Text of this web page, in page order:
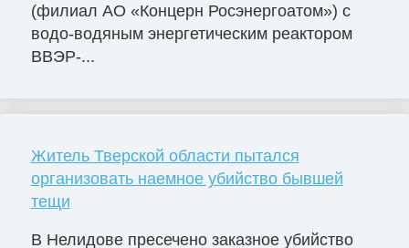
(филиал АО «Концерн Росэнергоатом») с
водо-водяным энергетическим реактором
ВВЭР-...
Житель Тверской области пытался
организовать наемное убийство бывшей
тещи
В Нелидове пресечено заказное убийство